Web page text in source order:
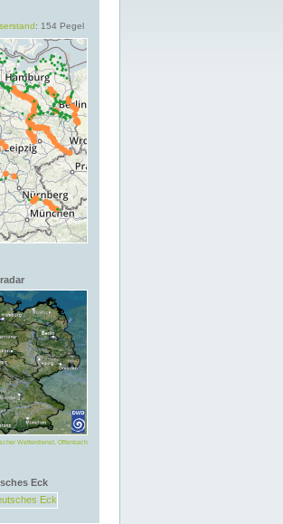
: 154 Pegel
Wetterdienst, Offenbach
Eck